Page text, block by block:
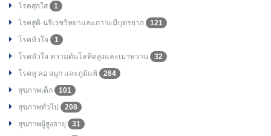
โรคสุกใส
1
โรคสูติ-นรีเวชวิทยาและภาวะมีบุตรยาก
121
โรคหัวใจ
1
โรคหัวใจ ความดันโลหิตสูงและเบาหวาน
32
โรคหู คอ จมูก และภูมิแพ้
264
สุขภาพเด็ก
101
สุขภาพทั่วไป
208
สุขภาพผู้สูงอายุ
31